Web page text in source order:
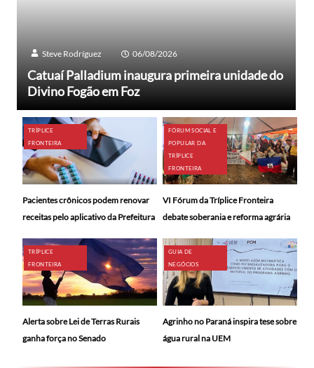
Steve Rodríguez 06/08/2026
Catuaí Palladium inaugura primeira unidade do
Divino Fogão em Foz
TRÍPLICE
FRONTEIRA
Pacientes crônicos podem renovar
receitas pelo aplicativo da Prefeitura
FÓRUM SOCIAL E
POPULAR DA
TRÍPLICE
FRONTEIRA
VI Fórum da Tríplice Fronteira
debate soberania e reforma agrária
TRÍPLICE
FRONTEIRA
Alerta sobre Lei de Terras Rurais
ganha força no Senado
GUIA DE
NEGÓCIOS
Agrinho no Paraná inspira tese sobre
água rural na UEM